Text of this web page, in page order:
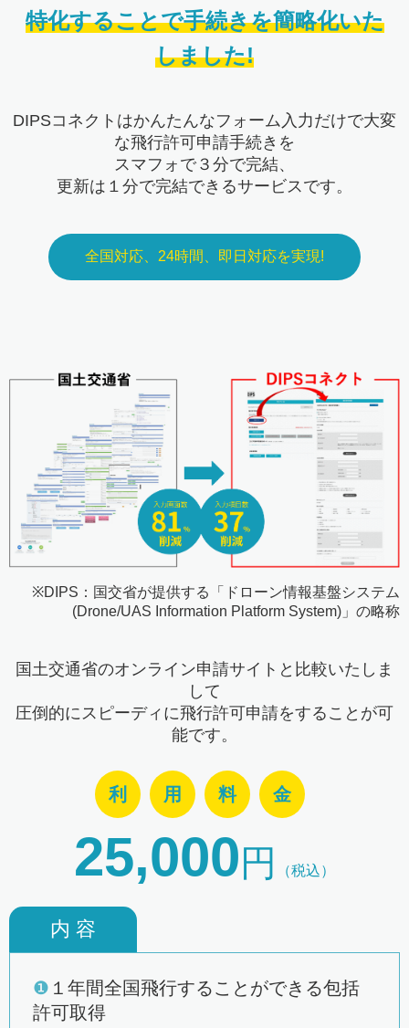
特化することで手続きを簡略化いた
しました!
DIPSコネクトはかんたんなフォーム入力だけで大変
な飛行許可申請手続きを
スマフォで３分で完結、
更新は１分で完結できるサービスです。
全国対応、24時間、即日対応を実現!
※DIPS：国交省が提供する「ドローン情報基盤システム
(Drone/UAS Information Platform System)」の略称
国土交通省のオンライン申請サイトと比較いたしま
して
圧倒的にスピーディに飛行許可申請をすることが可
能です。
利 用 料 金
25,000 円 （税込）
内 容
❶ １年間全国飛行することができる包括
許可取得